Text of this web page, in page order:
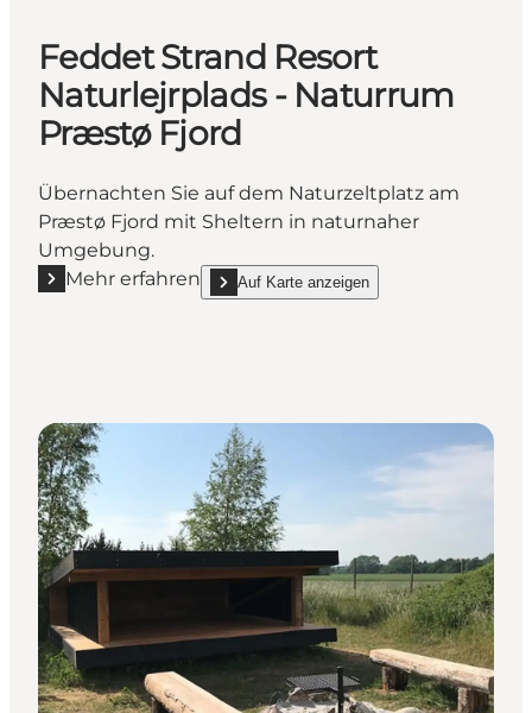
Feddet Strand Resort
Naturlejrplads - Naturrum
Præstø Fjord
Übernachten Sie auf dem Naturzeltplatz am
Præstø Fjord mit Sheltern in naturnaher
Umgebung.
Mehr erfahren
Mehr erfahren "Feddet Strand Resort
Auf Karte anzeigen
show Feddet Strand Resort Naturlejrplads -